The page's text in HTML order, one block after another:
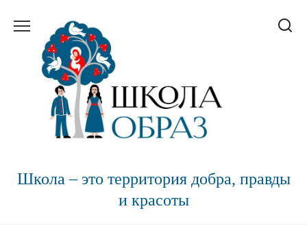
содержанию
Школа – это территория добра, правды
и красоты